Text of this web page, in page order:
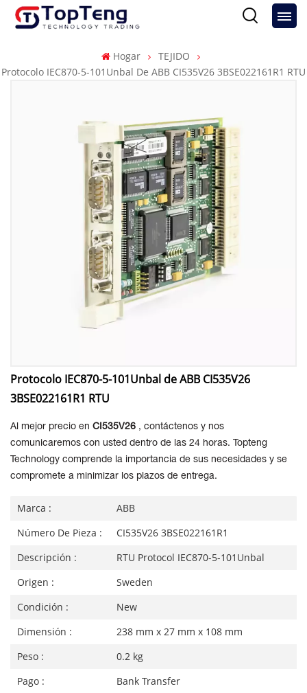
Hogar
TEJIDO
Protocolo IEC870-5-101Unbal De ABB CI535V26 3BSE022161R1 RTU
Protocolo IEC870-5-101Unbal de ABB CI535V26
3BSE022161R1 RTU
Al mejor precio en CI535V26 , contáctenos y nos
comunicaremos con usted dentro de las 24 horas. Topteng
Technology comprende la importancia de sus necesidades y se
compromete a minimizar los plazos de entrega.
Marca :
ABB
Número De Pieza :
CI535V26 3BSE022161R1
Descripción :
RTU Protocol IEC870-5-101Unbal
Origen :
Sweden
Condición :
New
Dimensión :
238 mm x 27 mm x 108 mm
Peso :
0.2 kg
Pago :
Bank Transfer